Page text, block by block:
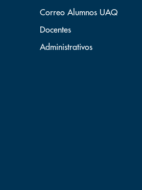
Correo Alumnos UAQ
Docentes
Administrativos